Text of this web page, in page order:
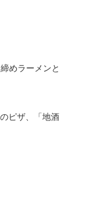
めラーメンと
ピザ、「地酒